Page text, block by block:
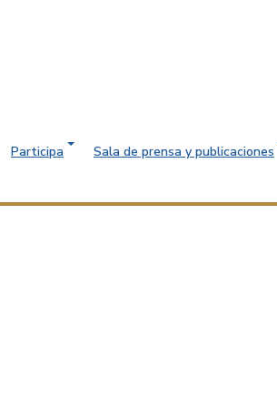
Participa Sala de prensa y publicaciones